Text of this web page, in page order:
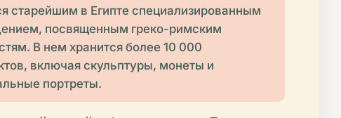
старейшим в Египте специализированным
посвященным греко-римским
В нем хранится более 10 000
включая скульптуры, монеты и
портреты.